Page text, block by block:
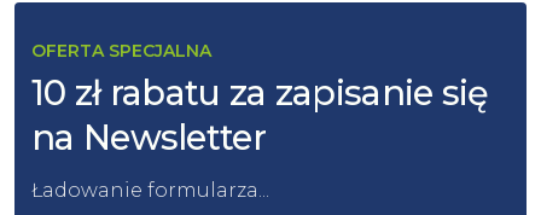
OFERTA SPECJALNA
10 zł rabatu za zapisanie się
na Newsletter
Ładowanie formularza...